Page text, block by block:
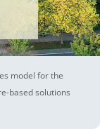
model for the
based solutions